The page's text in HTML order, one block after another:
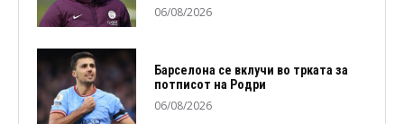
06/08/2026
Барселона се вклучи во трката за
потписот на Родри
06/08/2026